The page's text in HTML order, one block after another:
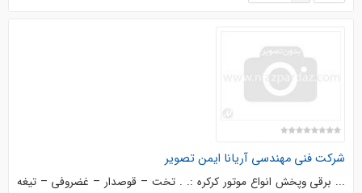
شرکت فنی مهندسی آریانا ایمن تصویر
... برقی وپخش انواع موتور کرکره :. . تخت – قوصدار – غضروفی – تیغه